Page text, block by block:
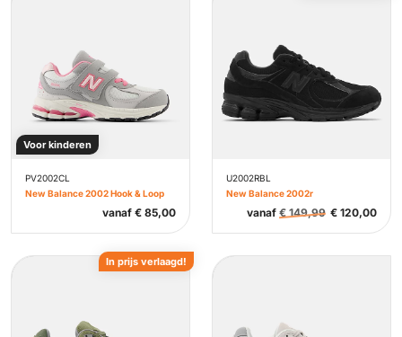
Voor kinderen
PV2002CL
New Balance 2002 Hook & Loop
vanaf € 85,00
U2002RBL
New Balance 2002r
vanaf €149,99 € 120,00
In prijs verlaagd!